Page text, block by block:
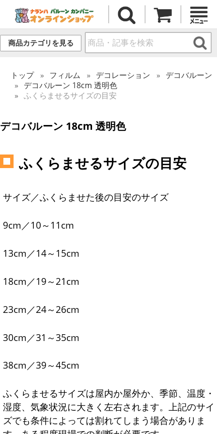
商品カテゴリを見る
トップ フィルム デコレーション
デコバルーン
デコバルーン 18cm 透明色
ふくらませるサイズの目安
デコバルーン 18cm 透明色
ふくらませるサイズの目安
サイズ／ふくらませた後の目安のサイズ
9cm／10～11cm
13cm／14～15cm
18cm／19～21cm
23cm／24～26cm
30cm／31～35cm
38cm／39～45cm
ふくらませるサイズは屋内か屋外か、季節、温度・
湿度、気象状況に大きく左右されます。上記のサイ
ズでも条件によっては割れてしまう場合がありま